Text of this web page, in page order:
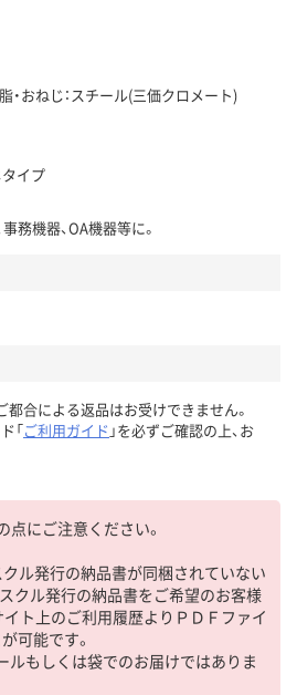
・おねじ：スチール(三価クロメート)
イプ
務機器、OA機器等に。
都合による返品はお受けできません。
「ご利用ガイド 」を必ずご確認の上、お
点にご注意ください。
クル発行の納品書が同梱されていない
クル発行の納品書をご希望のお客様
イト上のご利用履歴よりＰＤＦファイ
可能です。
ルもしくは袋でのお届けではありま